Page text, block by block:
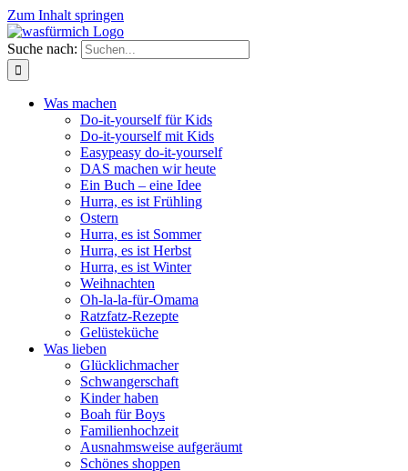
Zum Inhalt springen
Suche nach:
Was machen
Do-it-yourself für Kids
Do-it-yourself mit Kids
Easypeasy do-it-yourself
DAS machen wir heute
Ein Buch – eine Idee
Hurra, es ist Frühling
Ostern
Hurra, es ist Sommer
Hurra, es ist Herbst
Hurra, es ist Winter
Weihnachten
Oh-la-la-für-Omama
Ratzfatz-Rezepte
Gelüsteküche
Was lieben
Glücklichmacher
Schwangerschaft
Kinder haben
Boah für Boys
Familienhochzeit
Ausnahmsweise aufgeräumt
Schönes shoppen